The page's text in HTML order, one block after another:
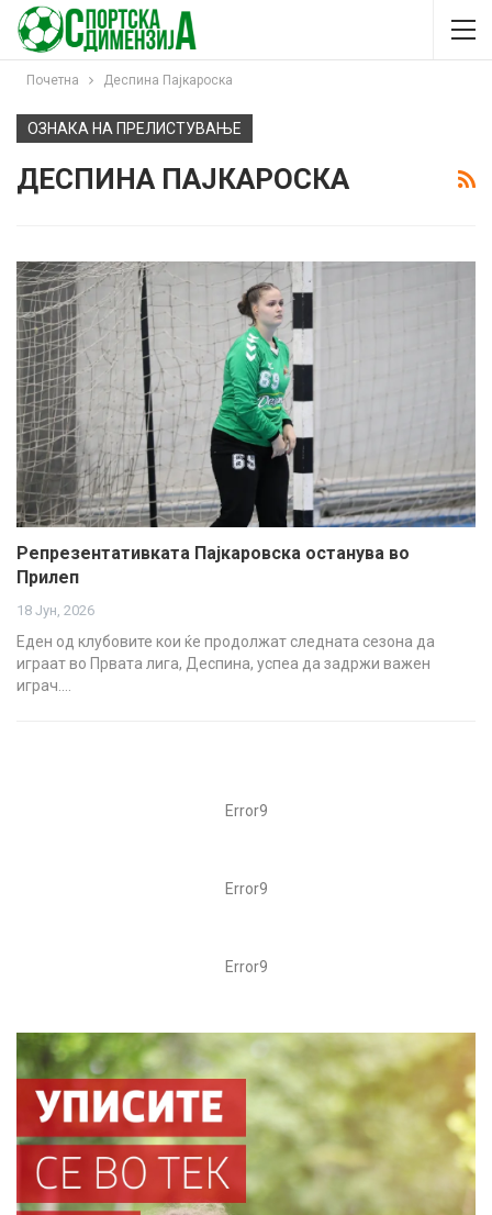
Почетна Деспина Пајкароска
ОЗНАКА НА ПРЕЛИСТУВАЊЕ
ДЕСПИНА ПАЈКАРОСКА
Репрезентативката Пајкаровска останува во
Прилеп
18 Јун, 2026
Еден од клубовите кои ќе продолжат следната сезона да
играат во Првата лига, Деспина, успеа да задржи важен
играч.…
Error9
Error9
Error9